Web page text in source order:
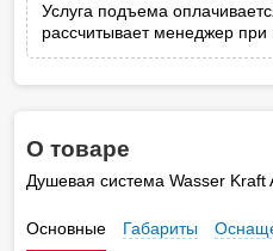
Услуга подъема
рассчитывает менеджер при
О товаре
Душевая система Wasser Kraft
Основные Габариты